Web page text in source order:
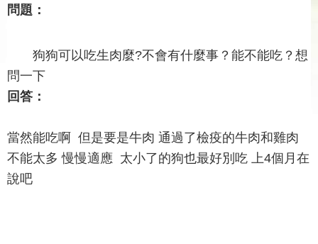
問題：
狗狗可以吃生肉麼?不會有什麼事？能不能吃？想
問一下
回答：
當然能吃啊 但是要是牛肉 通過了檢疫的牛肉和雞肉
不能太多 慢慢適應 太小了的狗也最好別吃 上4個月在
說吧